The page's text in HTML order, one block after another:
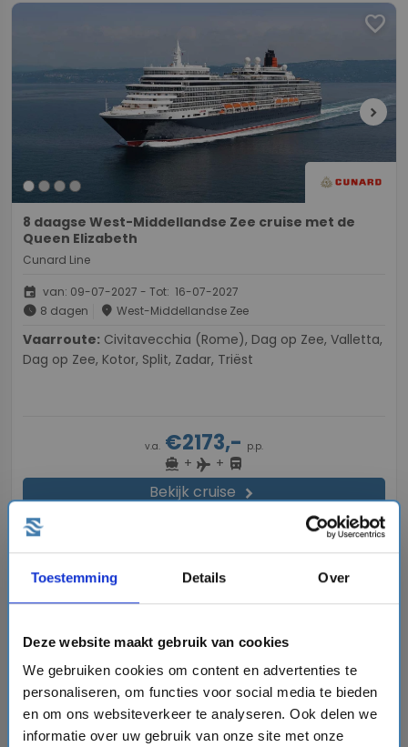
Toestemming Details Over
Deze website maakt gebruik van cookies
We gebruiken cookies om content en advertenties te
personaliseren, om functies voor social media te bieden
en om ons websiteverkeer te analyseren. Ook delen we
informatie over uw gebruik van onze site met onze
favorite
chevron_right
8 daagse West-Middellandse Zee cruise met de
Queen Elizabeth
Cunard Line
event van: 09-07-2027 - Tot: 16-07-2027
schedule 8 dagen place West-Middellandse Zee
Vaarroute:
Dag op Zee, Kotor, Split, Zadar, Triëst
v.a. €2173,- p.p.
directions_boat + flight + directions_bus
Bekijk cruise chevron_right
sell Volpension - Boordtegoed cadeau
Vergelijk